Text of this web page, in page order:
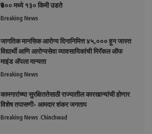
₹७०० मध्ये १३० किमी उडते
Breaking News
जागतिक मानसिक आरोग्य दिनानिमित्त ४५,००० हून जास्त
विद्यार्थी आणि आरोग्यसेवा व्यावसायिकांची मिरॅकल ऑफ
माइंड ॲपला मान्यता
Breaking News
कामगारांच्या सुरक्षिततेसाठी राज्यातील कारखान्यांची होणार
विशेष तपासणी- आमदार शंकर जगताप
Breaking News Chinchwad